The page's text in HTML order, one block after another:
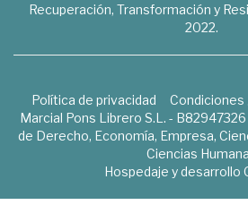
Recuperación, Transformación y
2022.
Política de privacidad Condiciones
Marcial Pons Librero S.L. -
de Derecho, Economía, Empresa,
Ciencias
Hospedaje y desarrollo